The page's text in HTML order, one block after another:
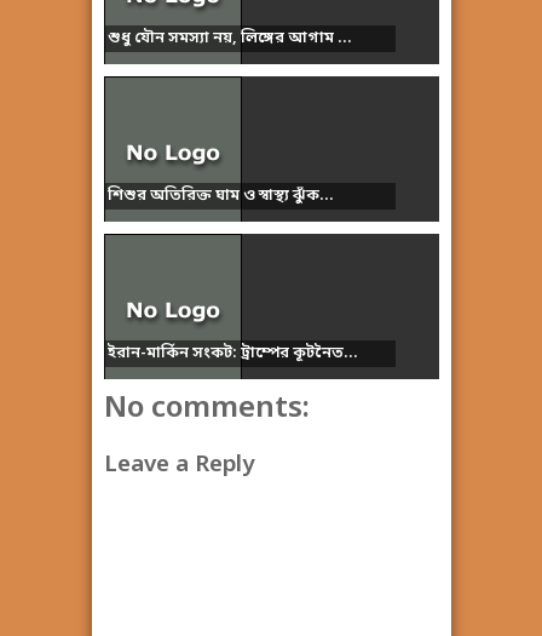
শুধু যৌন সমস্যা নয়, লিঙ্গের আগাম ...
শিশুর অতিরিক্ত ঘাম ও স্বাস্থ্য ঝুঁক...
ইরান-মার্কিন সংকট: ট্রাম্পের কূটনৈত...
No comments:
Leave a Reply